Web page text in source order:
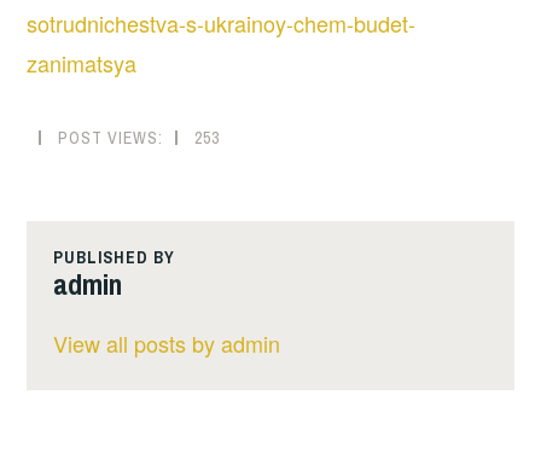
sotrudnichestva-s-ukrainoy-chem-budet-
zanimatsya
POST VIEWS: 253
PUBLISHED BY
admin
View all posts by admin